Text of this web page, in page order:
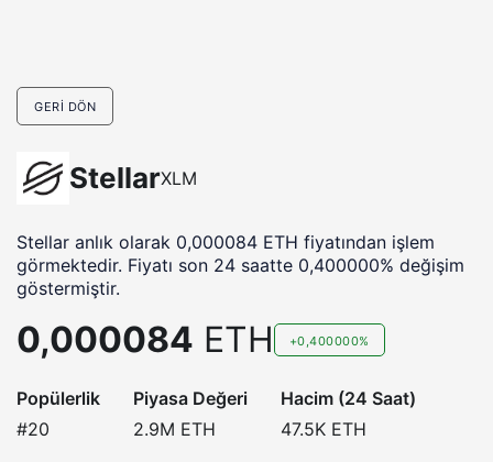
GERI DÖN
StellarXLM
Stellar anlık olarak 0,000084 ETH fiyatından işlem
görmektedir. Fiyatı son 24 saatte 0,400000% değişim
göstermiştir.
0,000084 ETH +0,400000%
Popülerlik
#20
Piyasa Değeri
2.9M ETH
Hacim (24 Saat)
47.5K ETH